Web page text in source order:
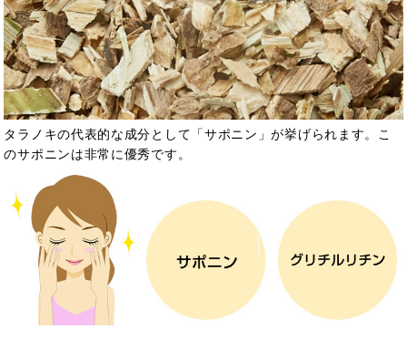
タラノキの代表的な成分として「サポニン」が挙げられます。こ
のサポニンは非常に優秀です。